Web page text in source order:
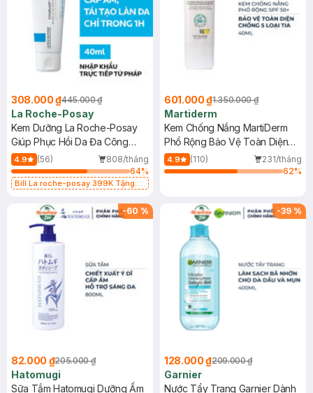
308.000 ₫445.000 ₫
La Roche-Posay
Kem Dưỡng La Roche-Posay
Giúp Phục Hồi Da Đa Công
Dụng 40ml
4.9 (56)
808/tháng
64%
Bill La roche-posay 399K Tặng
(SL có hạn)
601.000 ₫1.350.000 ₫
Martiderm
Kem Chống Nắng MartiDerm
Phổ Rộng Bảo Vệ Toàn Diện
40ml
4.9 (110)
231/tháng
62%
-60 %
82.000 ₫205.000 ₫
Hatomugi
Sữa Tắm Hatomugi Dưỡng Ẩm
-39 %
128.000 ₫209.000 ₫
Garnier
Nước Tẩy Trang Garnier Dành